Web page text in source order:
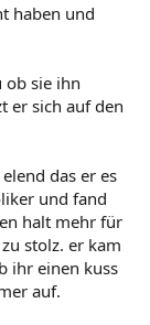
haben und
ob sie ihn
er sich auf den
das er es
und fand
halt mehr für
stolz. er kam
ihr einen kuss
auf.